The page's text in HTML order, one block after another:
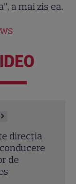
a mai zis ea.
Antena 1